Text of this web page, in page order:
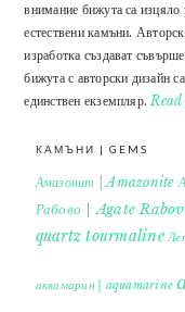
внимание бижута са
естествени камъни.
изработка създават
бижута с авторски дизайн
единствен екземпляр.
КАМЪНИ | GEMS
Амазонит | Amazonite
Рабово | Agate
quartz tourmaline
аквамарин | aquamarine